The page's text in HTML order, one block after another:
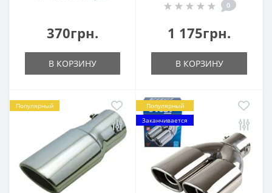
370грн.
В КОРЗИНУ
0
1 175грн.
В КОРЗИНУ
Популярный
Популярный
Заканчивается